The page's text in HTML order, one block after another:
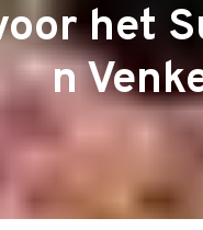
het
n